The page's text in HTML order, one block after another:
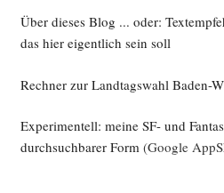
Über dieses Blog ... oder:
das hier eigentlich sein soll
Rechner zur Landtagswahl Baden-
Experimentell: meine SF- und
durchsuchbarer Form(Google